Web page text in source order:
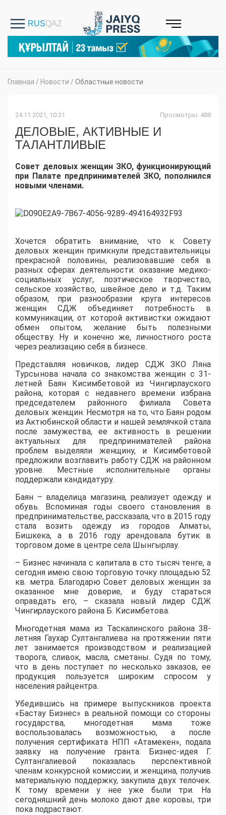
Главная / Новости / Областные новости
24.11.2021, 10:31 Просмотры: 488
ДЕЛОВЫЕ, АКТИВНЫЕ И
ТАЛАНТЛИВЫЕ
Совет деловых женщин ЗКО, функционирующий
при Палате предпринимателей ЗКО, пополнился
новыми членами.
Хочется обратить внимание, что к Совету
деловых женщин примкнули представительницы
прекрасной половины, реализовавшие себя в
разных сферах деятельности: оказание медико-
социальных услуг, поэтическое творчество,
сельское хозяйство, швейное дело и т.д. Таким
образом, при разнообразии круга интересов
женщин СДЖ объединяет потребность в
коммуникации, от которой активистки ожидают
обмен опытом, желание быть полезными
обществу. Ну и конечно же, личностного роста
через реализацию себя в бизнесе.
Представляя новичков, лидер СДЖ ЗКО Ляна
Турсынова начала со знакомства женщин с 31-
летней Баян Кисимбетовой из Чингирлауского
района, которая с недавнего времени избрана
председателем районного филиала Совета
деловых женщин. Несмотря на то, что Баян родом
из Актюбинской области и нашей землячкой стала
после замужества, ее активность в решении
актуальных для предпринимателей района
проблем выделяли женщину, и Кисимбетовой
предложили возглавить работу СДЖ на районном
уровне. Местные исполнительные органы
поддержали кандидатуру.
Баян – владелица магазина, реализует одежду и
обувь. Вспоминая годы своего становления в
предпринимательстве, рассказала, что в 2015 году
стала возить одежду из городов Алматы,
Бишкека, а в 2016 году арендовала бутик в
торговом доме в центре села Шынгырлау.
– Бизнес начинала с капитала в сто тысяч тенге, а
сегодня имею свою торговую точку площадью 52
кв. метра. Благодарю Совет деловых женщин за
оказанное мне доверие, и буду стараться
оправдать его, – сказала новый лидер СДЖ
Чингирлауского района Б. Кисимбетова.
Многодетная мама из Таскалинского района 38-
летняя Гаухар Султангалиева на протяжении пяти
лет занимается производством и реализацией
творога, сливок, масла, сметаны. Судя по тому,
что в день поступает по несколько заказов, ее
продукция пользуется широким спросом у
населения райцентра.
Убедившись на примере выпускников проекта
«Бастау Бизнес» в реальной помощи со стороны
государства, многодетная мама тоже
воспользовалась возможностью, а после
получения сертификата НПП «Атамекен», подала
заявку на получение гранта. Бизнес-идея Г.
Султангалиевой показалась перспективной
членам конкурсной комиссии, и женщина, получив
материальную поддержку, закупила двух телочек.
К тому времени у нее уже были три. На
сегодняшний день молоко дают две коровы, три
пока подрастают.